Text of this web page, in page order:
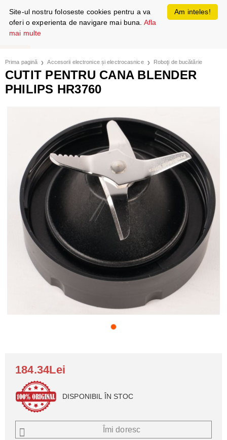
Prima pagină Accesorii electronice și electrocasnice Roboţi de bucătărie
CUTIT PENTRU CANA BLENDER
PHILIPS HR3760
184.34Lei
DISPONIBIL ÎN STOC
Îmi doresc
Am inteles!
Site-ul nostru foloseste cookies pentru a va
oferi o experienta de navigare mai buna. Afla
mai multe